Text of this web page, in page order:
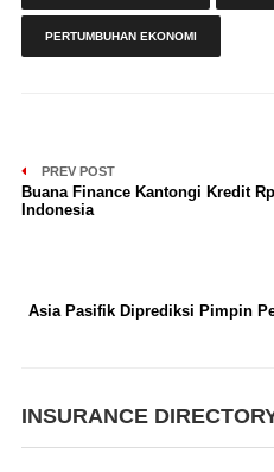
PERTUMBUHAN EKONOMI
PREV POST
Buana Finance Kantongi Kredit
Indonesia
Asia Pasifik Diprediksi Pimpin
INSURANCE